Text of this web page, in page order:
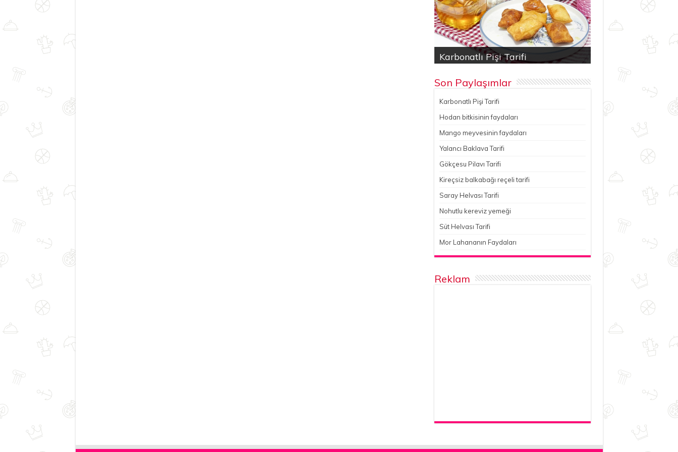
Karbonatlı Pişi Tarifi
Hodan bitkisinin faydaları
Yalancı Baklava Tarifi
Gökçesu Pilavı Tarifi
Nohutlu kereviz yemeği
Son Paylaşımlar
Karbonatlı Pişi Tarifi
Hodan bitkisinin faydaları
Mango meyvesinin faydaları
Yalancı Baklava Tarifi
Gökçesu Pilavı Tarifi
Kireçsiz balkabağı reçeli tarifi
Saray Helvası Tarifi
Nohutlu kereviz yemeği
Süt Helvası Tarifi
Mor Lahananın Faydaları
Reklam